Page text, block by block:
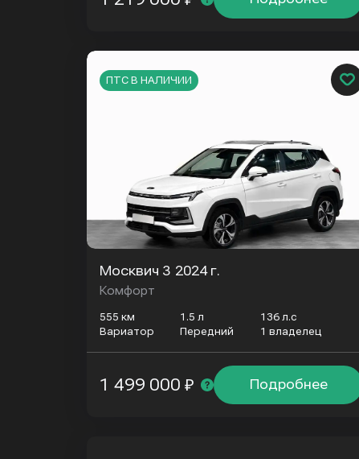
ПТС В НАЛИЧИИ
Москвич 3 2024 г.
Комфорт
555 км 1.5 л
136 л.с
Вариатор
Передний 1 владелец
Подробнее
1 499 000 ₽